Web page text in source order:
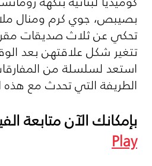
بصيبص، جوي كرم ومنال
تحكي عن ثلاث صديقات
تتغير شكل علاقتهن بعد
استعد لسلسلة من
الطريفة التي تحدث مع
بإمكانك الآن متابعة
Play